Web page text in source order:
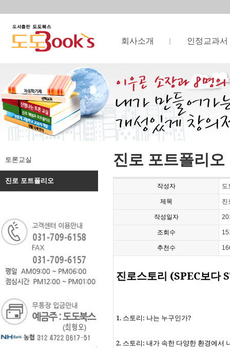
회사소개 인정교과서
토론교실
진로 포트폴리오
진로 포트폴리오
작성자 도
제목 진
작성일자
조회수
추천수
진로스토리 (SPEC보다
1. 스토리: 나는 누구인가?
2. 스토리: 내가 속한 다양한 환경에서